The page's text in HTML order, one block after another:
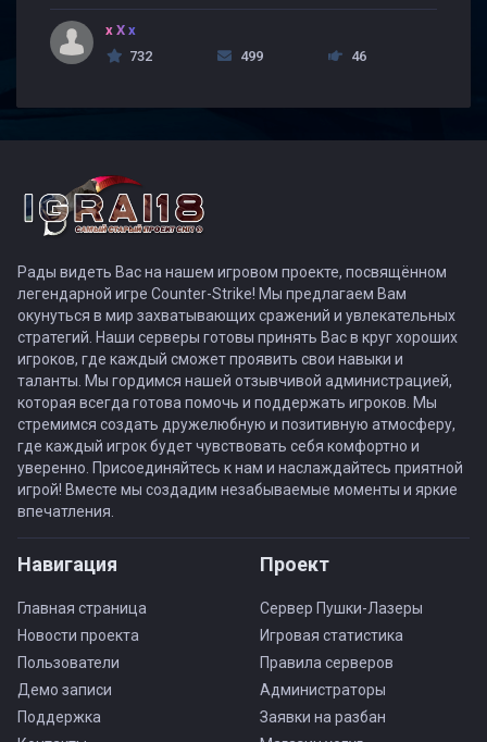
x X x
732
499 46
Рады видеть Вас на нашем игровом проекте, посвящённом
легендарной игре Counter-Strike! Мы предлагаем Вам
окунуться в мир захватывающих сражений и увлекательных
стратегий. Наши серверы готовы принять Вас в круг хороших
игроков, где каждый сможет проявить свои навыки и
таланты. Мы гордимся нашей отзывчивой администрацией,
которая всегда готова помочь и поддержать игроков. Мы
стремимся создать дружелюбную и позитивную атмосферу,
где каждый игрок будет чувствовать себя комфортно и
уверенно. Присоединяйтесь к нам и наслаждайтесь приятной
игрой! Вместе мы создадим незабываемые моменты и яркие
впечатления.
Навигация
Главная страница
Новости проекта
Пользователи
Демо записи
Поддержка
Проект
Сервер Пушки-Лазеры
Игровая статистика
Правила серверов
Администраторы
Заявки на разбан